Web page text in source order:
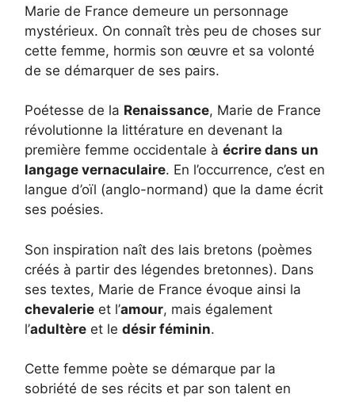
Marie de France demeure un personnage
mystérieux. On connaît très peu de choses sur
cette femme, hormis son œuvre et sa volonté
de se démarquer de ses pairs.
Poétesse de la Renaissance, Marie de France
révolutionne la littérature en devenant la
première femme occidentale à écrire dans un
langage vernaculaire. En l’occurrence, c’est en
langue d’oïl (anglo-normand) que la dame écrit
ses poésies.
Son inspiration naît des lais bretons (poèmes
créés à partir des légendes bretonnes). Dans
ses textes, Marie de France évoque ainsi la
chevalerie et l’amour, mais également
l’adultère et le désir féminin.
Cette femme poète se démarque par la
sobriété de ses récits et par son talent en